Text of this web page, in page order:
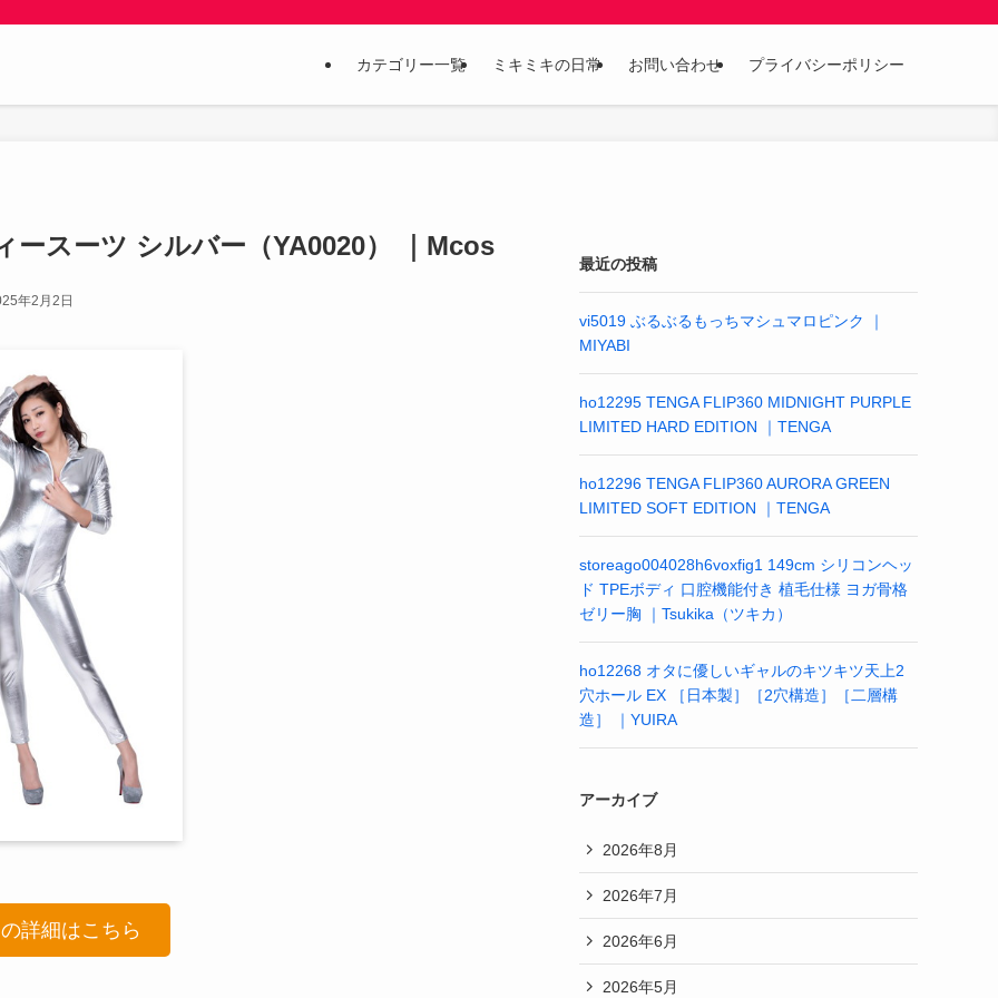
カテゴリー一覧 ミキミキの日常 お問い合わせ プライバシーポリシー
ースーツ シルバー（YA0020） ｜Mcos
年2月2日
詳細はこちら
最近の投稿
vi5019 ぶるぶるもっちマシュマロピンク ｜
MIYABI
ho12295 TENGA FLIP360 MIDNIGHT PURPLE
LIMITED HARD EDITION ｜TENGA
ho12296 TENGA FLIP360 AURORA GREEN
LIMITED SOFT EDITION ｜TENGA
storeago004028h6voxfig1 149cm シリコンヘッ
ド TPEボディ 口腔機能付き 植毛仕様 ヨガ骨格
ゼリー胸 ｜Tsukika（ツキカ）
ho12268 オタに優しいギャルのキツキツ天上2
穴ホール EX ［日本製］［2穴構造］［二層構
造］ ｜YUIRA
アーカイブ
2026年8月
2026年7月
2026年6月
2026年5月